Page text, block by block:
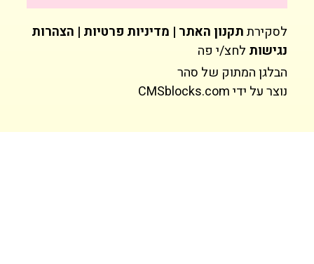
לסקירתתקנון האתר | מדיניות פרטיות | הצהרות
נגישות לחצ/י פה
הבלגן המתוק של סהר
נוצר על ידיCMSblocks.com